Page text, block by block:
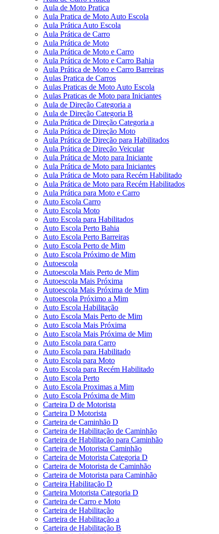
Aula de Moto Pratica
Aula Pratica de Moto Auto Escola
Aula Prática Auto Escola
Aula Prática de Carro
Aula Prática de Moto
Aula Prática de Moto e Carro
Aula Prática de Moto e Carro Bahia
Aula Prática de Moto e Carro Barreiras
Aulas Pratica de Carros
Aulas Praticas de Moto Auto Escola
Aulas Praticas de Moto para Iniciantes
Aula de Direção Categoria a
Aula de Direção Categoria B
Aula Prática de Direção Categoria a
Aula Prática de Direção Moto
Aula Prática de Direção para Habilitados
Aula Prática de Direção Veicular
Aula Prática de Moto para Iniciante
Aula Prática de Moto para Iniciantes
Aula Prática de Moto para Recém Habilitado
Aula Prática de Moto para Recém Habilitados
Aula Prática para Moto e Carro
Auto Escola Carro
Auto Escola Moto
Auto Escola para Habilitados
Auto Escola Perto Bahia
Auto Escola Perto Barreiras
Auto Escola Perto de Mim
Auto Escola Próximo de Mim
Autoescola
Autoescola Mais Perto de Mim
Autoescola Mais Próxima
Autoescola Mais Próxima de Mim
Autoescola Próximo a Mim
Auto Escola Habilitação
Auto Escola Mais Perto de Mim
Auto Escola Mais Próxima
Auto Escola Mais Próxima de Mim
Auto Escola para Carro
Auto Escola para Habilitado
Auto Escola para Moto
Auto Escola para Recém Habilitado
Auto Escola Perto
Auto Escola Proximas a Mim
Auto Escola Próxima de Mim
Carteira D de Motorista
Carteira D Motorista
Carteira de Caminhão D
Carteira de Habilitação de Caminhão
Carteira de Habilitação para Caminhão
Carteira de Motorista Caminhão
Carteira de Motorista Categoria D
Carteira de Motorista de Caminhão
Carteira de Motorista para Caminhão
Carteira Habilitação D
Carteira Motorista Categoria D
Carteira de Carro e Moto
Carteira de Habilitação
Carteira de Habilitação a
Carteira de Habilitação B